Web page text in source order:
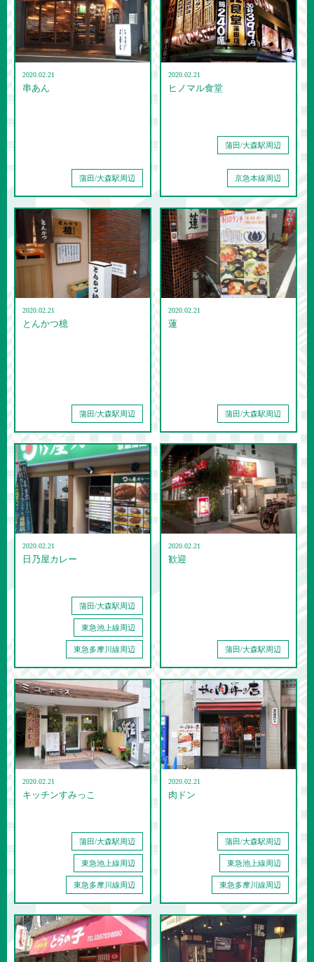
2020.02.21
串あん
蒲田/大森駅周辺
2020.02.21
ヒノマル食堂
蒲田/大森駅周辺
京急本線周辺
2020.02.21
とんかつ檍
蒲田/大森駅周辺
2020.02.21
蓮
蒲田/大森駅周辺
2020.02.21
日乃屋カレー
蒲田/大森駅周辺
東急池上線周辺
東急多摩川線周辺
2020.02.21
歓迎
蒲田/大森駅周辺
2020.02.21
キッチンすみっこ
蒲田/大森駅周辺
東急池上線周辺
東急多摩川線周辺
2020.02.21
肉ドン
蒲田/大森駅周辺
東急池上線周辺
東急多摩川線周辺